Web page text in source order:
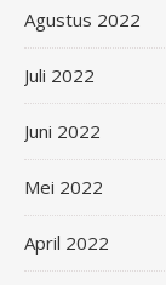
Agustus 2022
Juli 2022
Juni 2022
Mei 2022
April 2022